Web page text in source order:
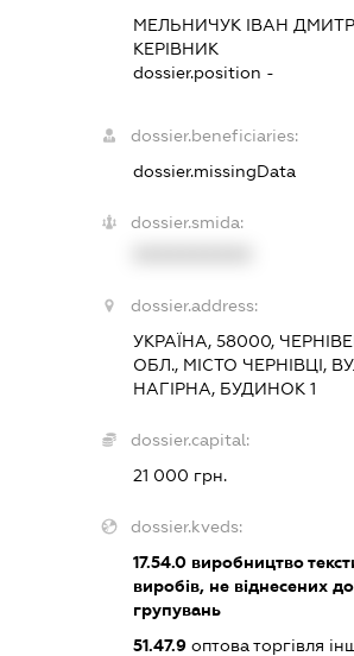
МЕЛЬНИЧУК ІВАН
КЕРІВНИК
dossier.position -
dossier.beneficiaries:
dossier.missingData
dossier.smida:
dossier.address:
УКРАЇНА, 58000,
ОБЛ., МІСТО ЧЕРНІВЦІ,
НАГІРНА, БУДИНОК 1
dossier.capital:
21 000 грн.
dossier.kveds:
17.54.0виробництво
виробів, не віднесених
групувань
51.47.9оптова торгівля